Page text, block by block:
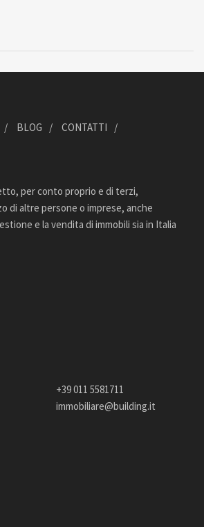
BLOG CONTATTI
per conto proprio e di terzi,
di altre persone o imprese, anche
e la vendita di immobili sia in Italia
+39 011 5581711
immobiliare@building.it